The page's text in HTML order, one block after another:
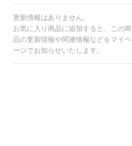
更新情報はありません。
お気に入り商品に追加すると、この商
品の更新情報や関連情報などをマイペ
ージでお知らせいたします。